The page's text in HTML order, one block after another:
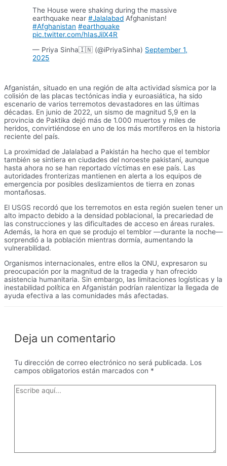
The House were shaking during the massive
earthquake near#Jalalabad Afghanistan!
#Afghanistan #earthquake
pic.twitter.com/hIasJilX4R
— Priya Sinha🇮🇳 (@iPriyaSinha) September 1,
2025
Afganistán, situado en una región de alta actividad sísmica por la
colisión de las placas tectónicas india y euroasiática, ha sido
escenario de varios terremotos devastadores en las últimas
décadas. En junio de 2022, un sismo de magnitud 5,9 en la
provincia de Paktika dejó más de 1.000 muertos y miles de
heridos, convirtiéndose en uno de los más mortíferos en la historia
reciente del país.
La proximidad de Jalalabad a Pakistán ha hecho que el temblor
también se sintiera en ciudades del noroeste pakistaní, aunque
hasta ahora no se han reportado víctimas en ese país. Las
autoridades fronterizas mantienen en alerta a los equipos de
emergencia por posibles deslizamientos de tierra en zonas
montañosas.
El USGS recordó que los terremotos en esta región suelen tener un
alto impacto debido a la densidad poblacional, la precariedad de
las construcciones y las dificultades de acceso en áreas rurales.
Además, la hora en que se produjo el temblor —durante la noche—
sorprendió a la población mientras dormía, aumentando la
vulnerabilidad.
Organismos internacionales, entre ellos la ONU, expresaron su
preocupación por la magnitud de la tragedia y han ofrecido
asistencia humanitaria. Sin embargo, las limitaciones logísticas y la
inestabilidad política en Afganistán podrían ralentizar la llegada de
ayuda efectiva a las comunidades más afectadas.
Deja un comentario
Tu dirección de correo electrónico no será publicada. Los
campos obligatorios están marcados con *
Escribe